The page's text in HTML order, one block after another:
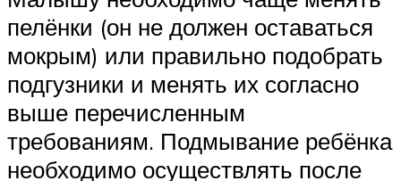
пелёнки (он не должен оставаться
мокрым) или правильно подобрать
подгузники и менять их согласно
выше перечисленным
требованиям. Подмывание ребёнка
необходимо осуществлять после